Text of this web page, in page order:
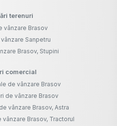
terenuri
vânzare Brasov
Sanpetru
Brasov, Stupini
comercial
de vânzare Brasov
de vânzare Brasov
vânzare Brasov, Astra
Brasov, Tractorul